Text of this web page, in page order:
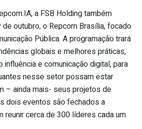
a FSB Holding também
de outubro, o Repcom Brasília, focado
Pública. A programação trará
globais e melhores práticas,
e comunicação digital, para
nesse setor possam estar
– ainda mais- seus projetos de
dois eventos são fechados a
reunir cerca de 300 líderes cada um.